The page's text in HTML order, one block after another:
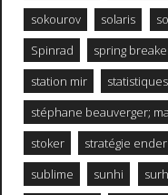
sokourov
solaris
Spinrad
spring
station mir
statistiques
stéphane beauverger;
stoker
stratégie ender
sublime
sunhi